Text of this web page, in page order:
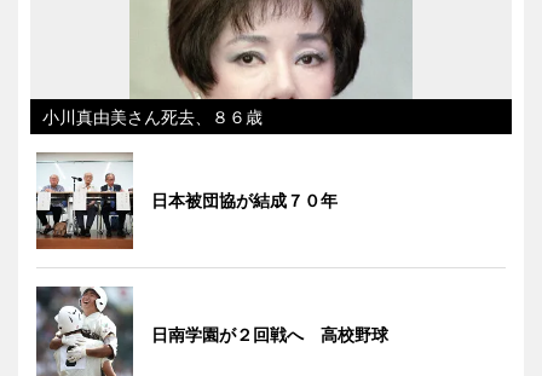
小川真由美さん死去、８６歳
日本被団協が結成７０年
日南学園が２回戦へ 高校野球